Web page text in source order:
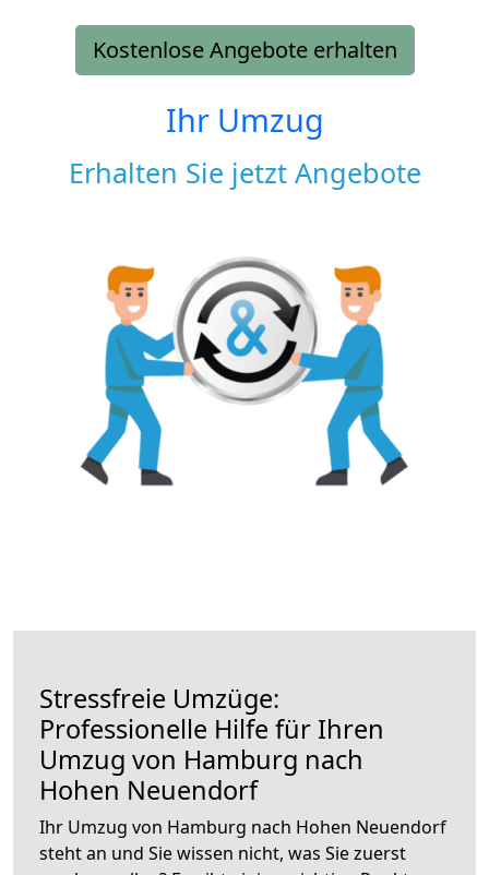
Kostenlose Angebote erhalten
Ihr Umzug
Erhalten Sie jetzt Angebote
Stressfreie Umzüge:
Professionelle Hilfe für Ihren
Umzug von Hamburg nach
Hohen Neuendorf
Ihr Umzug von Hamburg nach Hohen Neuendorf
steht an und Sie wissen nicht, was Sie zuerst